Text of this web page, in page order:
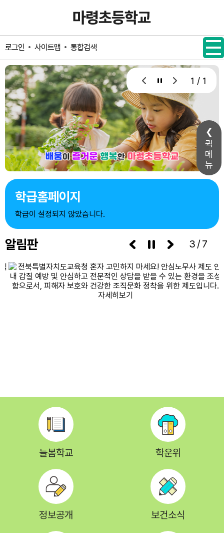
퀵
메
뉴
로그인 사이트맵 통합검색
1 / 1
학급홈페이지
학급이 설정되지 않았습니다.
알림판 3/7
늘봄학교 학운위
정보공개 보건소식